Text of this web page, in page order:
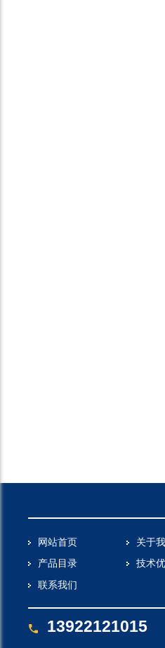
网站首页 关于
产品目录
技术
联系我们
13922121015